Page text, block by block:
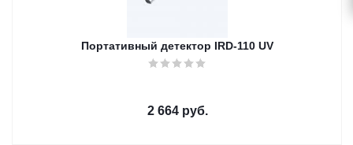
Портативный детектор IRD-110 UV
2 664руб.